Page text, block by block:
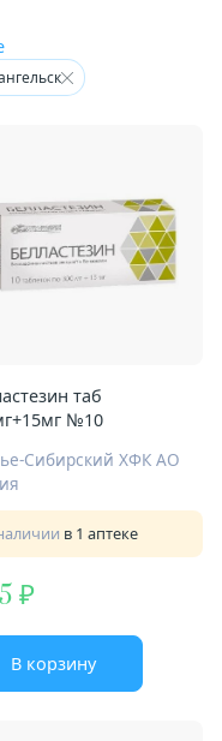
таб
№10
Сибирский ХФК АО
в 1 аптеке
В корзину